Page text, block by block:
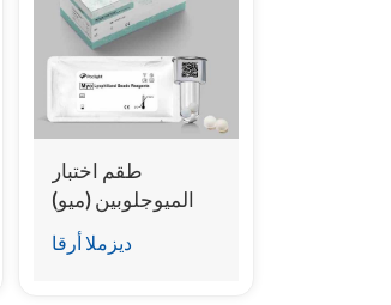
طقم اختبار
الميوجلوبين (ميو)
(المقايسة المناعية
للتألق الكيميائي
ديزملا أرقا